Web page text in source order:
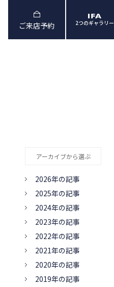
ご来店予約 2つのギャラリー
アーカイブから選ぶ
2026年の記事
2025年の記事
2024年の記事
2023年の記事
2022年の記事
2021年の記事
2020年の記事
2019年の記事